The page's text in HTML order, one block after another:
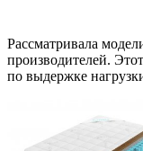
Рассматривала
производителей.
по выдержке